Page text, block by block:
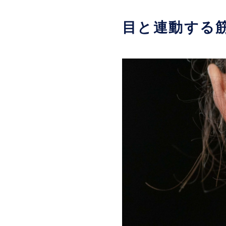
目と連動する